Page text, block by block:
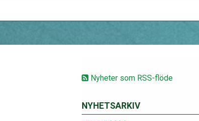
Nyheter som RSS-flöde
NYHETSARKIV